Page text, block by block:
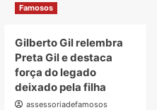
Famosos
Gilberto Gil relembra
Preta Gil e destaca
força do legado
deixado pela filha
assessoriadefamosos